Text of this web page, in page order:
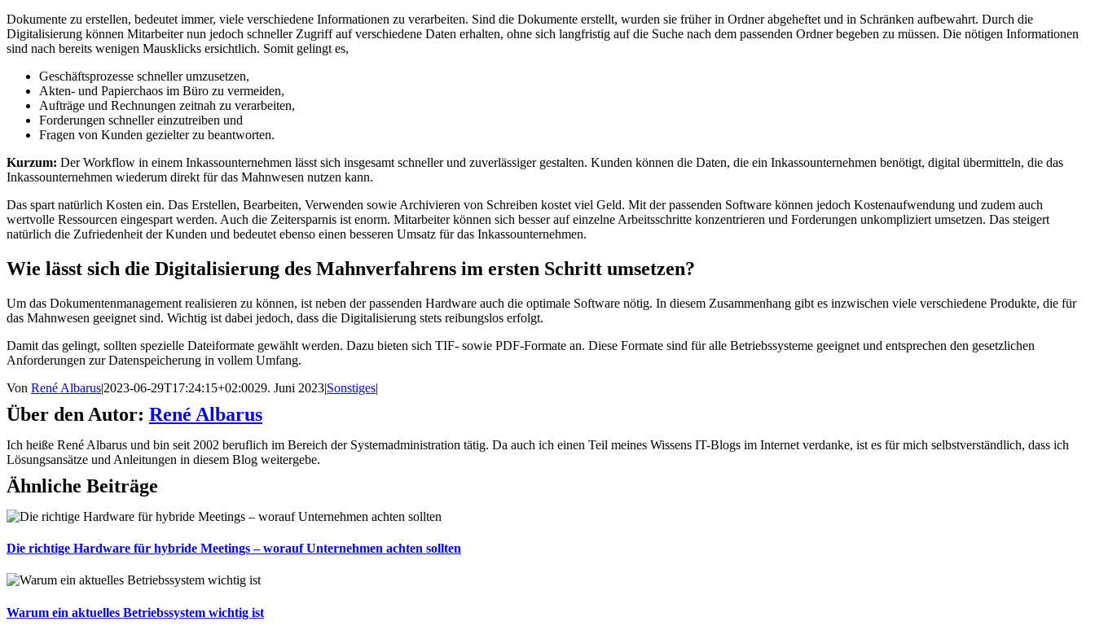
Dokumente zu erstellen, bedeutet immer, viele verschiedene Informationen zu verarbeiten. Sind die Dokumente erstellt, wurden sie früher in Ordner abgeheftet und in Schränken aufbewahrt. Durch die
Digitalisierung können Mitarbeiter nun jedoch schneller Zugriff auf verschiedene Daten erhalten, ohne sich langfristig auf die Suche nach dem passenden Ordner begeben zu müssen. Die nötigen Informationen
sind nach bereits wenigen Mausklicks ersichtlich. Somit gelingt es,
Geschäftsprozesse schneller umzusetzen,
Akten- und Papierchaos im Büro zu vermeiden,
Aufträge und Rechnungen zeitnah zu verarbeiten,
Forderungen schneller einzutreiben und
Fragen von Kunden gezielter zu beantworten.
Kurzum: Der Workflow in einem Inkassounternehmen lässt sich insgesamt schneller und zuverlässiger gestalten. Kunden können die Daten, die ein Inkassounternehmen benötigt, digital übermitteln, die das
Inkassounternehmen wiederum direkt für das Mahnwesen nutzen kann.
Das spart natürlich Kosten ein. Das Erstellen, Bearbeiten, Verwenden sowie Archivieren von Schreiben kostet viel Geld. Mit der passenden Software können jedoch Kostenaufwendung und zudem auch
wertvolle Ressourcen eingespart werden. Auch die Zeitersparnis ist enorm. Mitarbeiter können sich besser auf einzelne Arbeitsschritte konzentrieren und Forderungen unkompliziert umsetzen. Das steigert
natürlich die Zufriedenheit der Kunden und bedeutet ebenso einen besseren Umsatz für das Inkassounternehmen.
Wie lässt sich die Digitalisierung des Mahnverfahrens im ersten Schritt umsetzen?
Um das Dokumentenmanagement realisieren zu können, ist neben der passenden Hardware auch die optimale Software nötig. In diesem Zusammenhang gibt es inzwischen viele verschiedene Produkte, die für
das Mahnwesen geeignet sind. Wichtig ist dabei jedoch, dass die Digitalisierung stets reibungslos erfolgt.
Damit das gelingt, sollten spezielle Dateiformate gewählt werden. Dazu bieten sich TIF- sowie PDF-Formate an. Diese Formate sind für alle Betriebssysteme geeignet und entsprechen den gesetzlichen
Anforderungen zur Datenspeicherung in vollem Umfang.
Von René Albarus|2023-06-29T17:24:15+02:0029. Juni 2023|Sonstiges|
Über den Autor: René Albarus
Ich heiße René Albarus und bin seit 2002 beruflich im Bereich der Systemadministration tätig. Da auch ich einen Teil meines Wissens IT-Blogs im Internet verdanke, ist es für mich selbstverständlich, dass ich
Lösungsansätze und Anleitungen in diesem Blog weitergebe.
Ähnliche Beiträge
Die richtige Hardware für hybride Meetings – worauf Unternehmen achten sollten
Warum ein aktuelles Betriebssystem wichtig ist